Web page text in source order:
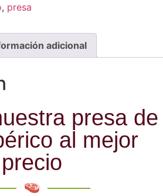
, presa
adicional
presa de
al mejor
precio